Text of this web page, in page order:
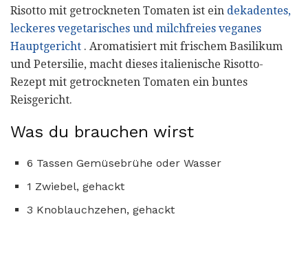
Risotto mit getrockneten Tomaten ist ein dekadentes,
leckeres vegetarisches und milchfreies veganes
Hauptgericht . Aromatisiert mit frischem Basilikum
und Petersilie, macht dieses italienische Risotto-
Rezept mit getrockneten Tomaten ein buntes
Reisgericht.
Was du brauchen wirst
6 Tassen Gemüsebrühe oder Wasser
1 Zwiebel, gehackt
3 Knoblauchzehen, gehackt